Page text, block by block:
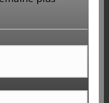
en Martinique :